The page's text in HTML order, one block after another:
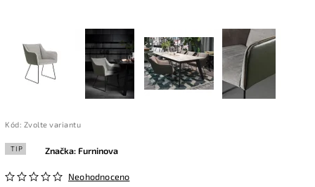
Kód: Zvolte variantu
TIP
Neohodnoceno
Značka: Furninova